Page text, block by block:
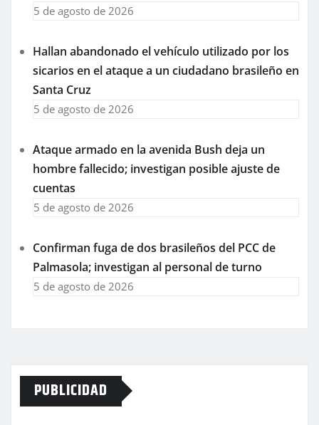
5 de agosto de 2026
Hallan abandonado el vehículo utilizado por los
sicarios en el ataque a un ciudadano brasileño en
Santa Cruz
5 de agosto de 2026
Ataque armado en la avenida Bush deja un
hombre fallecido; investigan posible ajuste de
cuentas
5 de agosto de 2026
Confirman fuga de dos brasileños del PCC de
Palmasola; investigan al personal de turno
5 de agosto de 2026
PUBLICIDAD